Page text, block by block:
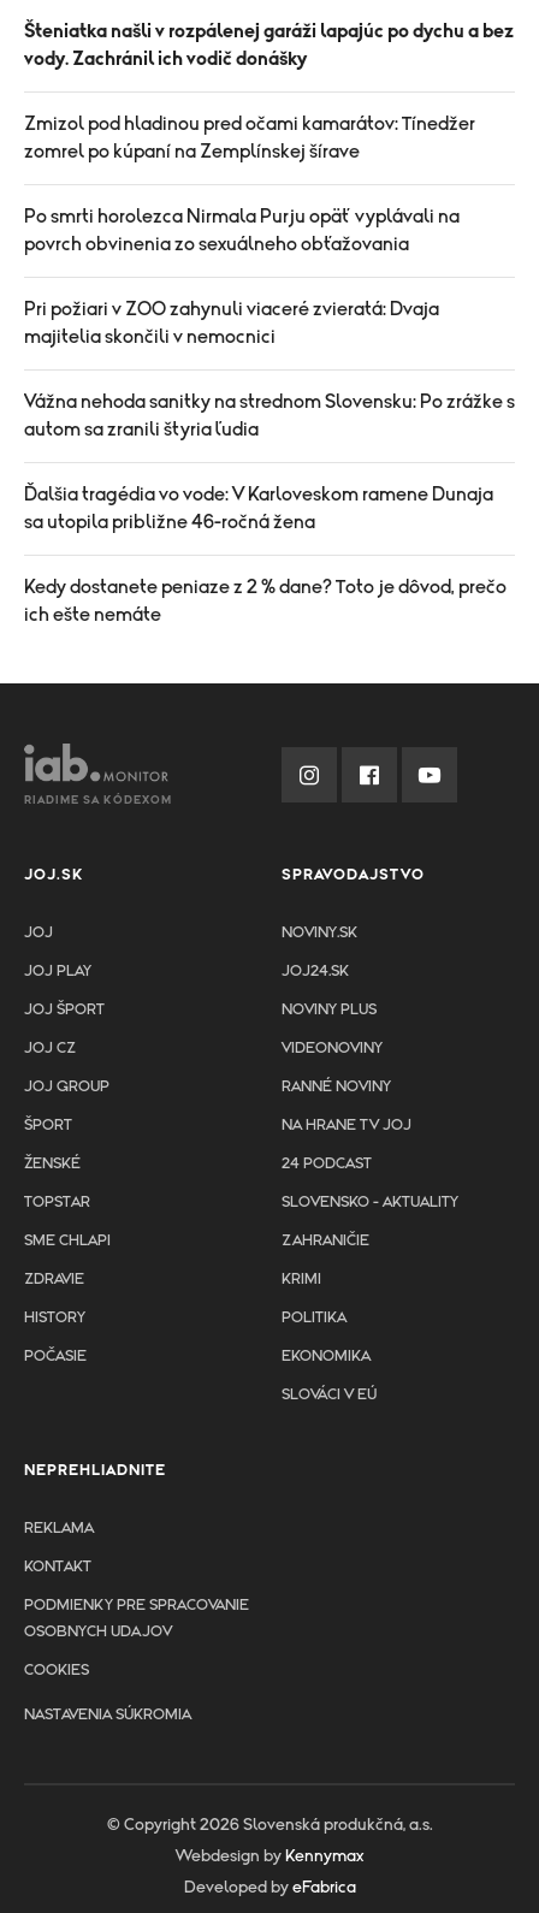
Šteniatka našli v rozpálenej garáži lapajúc po dychu a bez
vody. Zachránil ich vodič donášky
Zmizol pod hladinou pred očami kamarátov: Tínedžer
zomrel po kúpaní na Zemplínskej šírave
Po smrti horolezca Nirmala Purju opäť vyplávali na
povrch obvinenia zo sexuálneho obťažovania
Pri požiari v ZOO zahynuli viaceré zvieratá: Dvaja
majitelia skončili v nemocnici
Vážna nehoda sanitky na strednom Slovensku: Po zrážke s
autom sa zranili štyria ľudia
Ďalšia tragédia vo vode: V Karloveskom ramene Dunaja
sa utopila približne 46-ročná žena
Kedy dostanete peniaze z 2 % dane? Toto je dôvod, prečo
ich ešte nemáte
RIADIME SA KÓDEXOM
JOJ.SK
JOJ
JOJ PLAY
JOJ ŠPORT
JOJ CZ
JOJ GROUP
ŠPORT
ŽENSKÉ
TOPSTAR
SME CHLAPI
ZDRAVIE
HISTORY
POČASIE
SPRAVODAJSTVO
NOVINY.SK
JOJ24.SK
NOVINY PLUS
VIDEONOVINY
RANNÉ NOVINY
NA HRANE TV JOJ
24 PODCAST
SLOVENSKO - AKTUALITY
ZAHRANIČIE
KRIMI
POLITIKA
EKONOMIKA
SLOVÁCI V EÚ
NEPREHLIADNITE
REKLAMA
KONTAKT
PODMIENKY PRE SPRACOVANIE
OSOBNYCH UDAJOV
COOKIES
NASTAVENIA SÚKROMIA
© Copyright 2026 Slovenská produkčná, a.s.
Webdesign by Kennymax
Developed by eFabrica